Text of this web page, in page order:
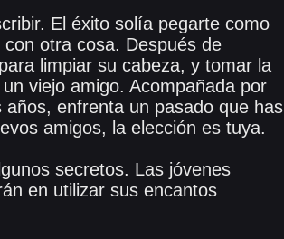
El éxito solía pegarte como
otra cosa. Después de
limpiar su cabeza, y tomar la
viejo amigo. Acompañada por
enfrenta un pasado que has
amigos, la elección es tuya.
secretos. Las jóvenes
en utilizar sus encantos